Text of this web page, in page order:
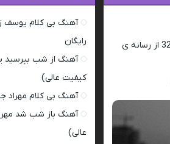
آهنگ بی کلام یوسف
رایگان
آهنگ از شب بپرسید
کیفیت عالی)
آهنگ بی کلام مهراد
آهنگ باز شب شد
عالی)